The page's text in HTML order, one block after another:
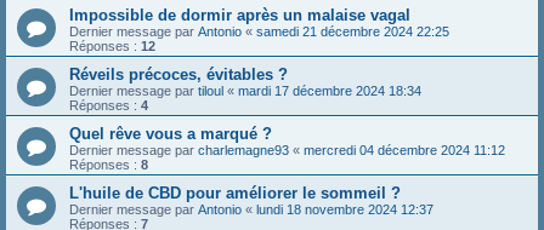
Impossible de dormir après un malaise vagal
Dernier message par Antonio « samedi 21 décembre 2024 22:25
Réponses : 12
Réveils précoces, évitables ?
Dernier message par tiloul « mardi 17 décembre 2024 18:34
Réponses : 4
Quel rêve vous a marqué ?
Dernier message par charlemagne93 « mercredi 04 décembre 2024 11:12
Réponses : 8
L'huile de CBD pour améliorer le sommeil ?
Dernier message par Antonio « lundi 18 novembre 2024 12:37
Réponses : 7